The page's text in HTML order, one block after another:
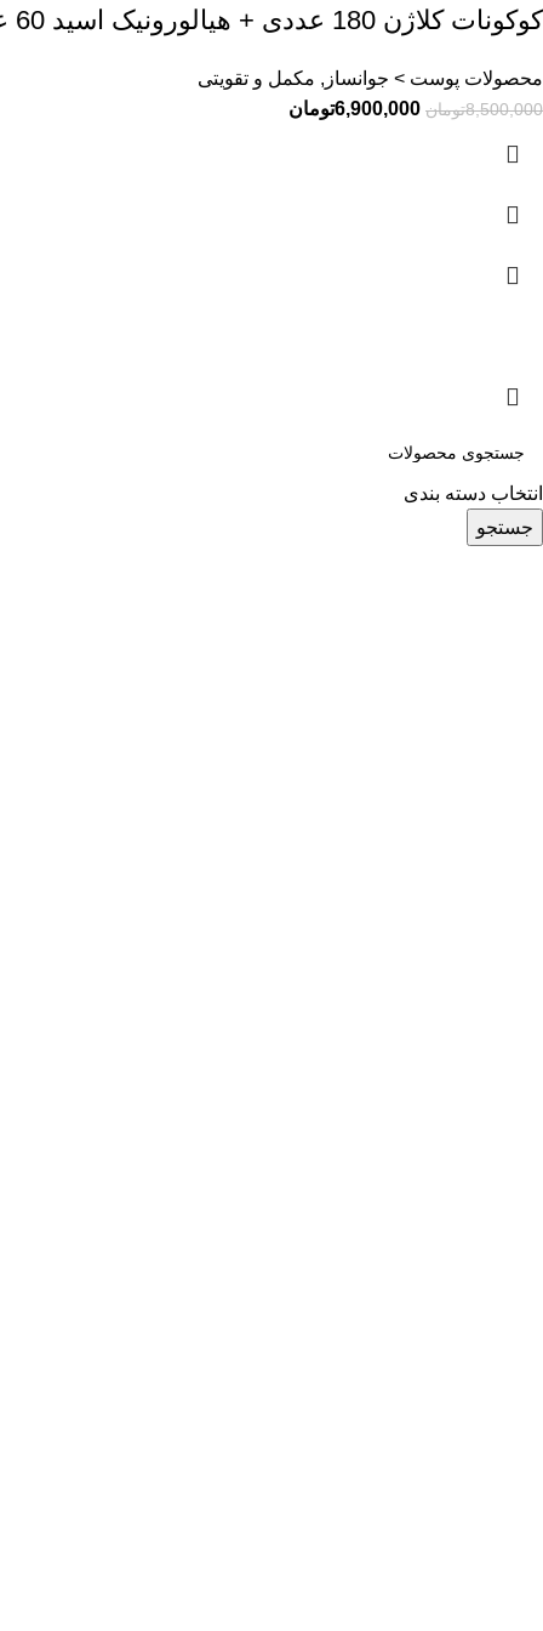
کوکونات کلاژن 180 عددی + هیالورونیک اسید 60 عددی
محصولات پوست > جوانساز, مکمل و تقویتی
8,500,000تومان 6,900,000تومان
انتخاب دسته بندی
جستجو